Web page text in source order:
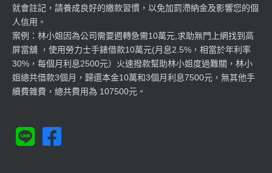
就會註記，請養成良好的繳款習慣，以免加罰滯納金及影響您的個
人信用。
案例：林小姐因為公司需要週轉急需10萬元,求助無門上網找到高
屏當舖 ，使用勞力士手錶借款10萬元(月息2.5%，相當於年利率
30%，每個月利息2500元）火速撥款幫助林小姐度過難關，林小
姐總共借款3個月，歸還本金10萬和3個月利息7500元，無其他手
續費雜費，總共費用為 107500元。